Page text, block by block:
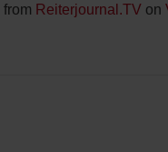
from Reiterjournal.TV on